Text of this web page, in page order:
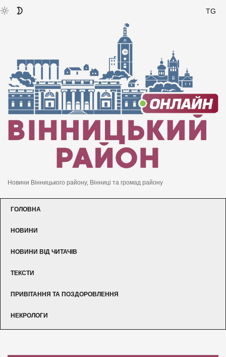
TG
Новини Вінницького району, Вінниці та громад району
ГОЛОВНА
НОВИНИ
НОВИНИ ВІД ЧИТАЧІВ
ТЕКСТИ
ПРИВІТАННЯ ТА ПОЗДОРОВЛЕННЯ
НЕКРОЛОГИ